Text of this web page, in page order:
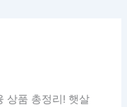
상품 총정리! 햇살